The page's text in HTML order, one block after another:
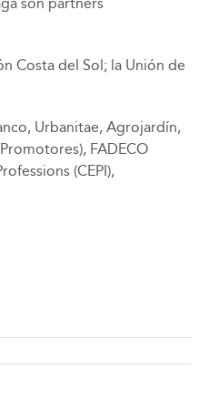
Costa del Sol; la Unión de
Urbanitae, Agrojardín,
FADECO
(CEPI),